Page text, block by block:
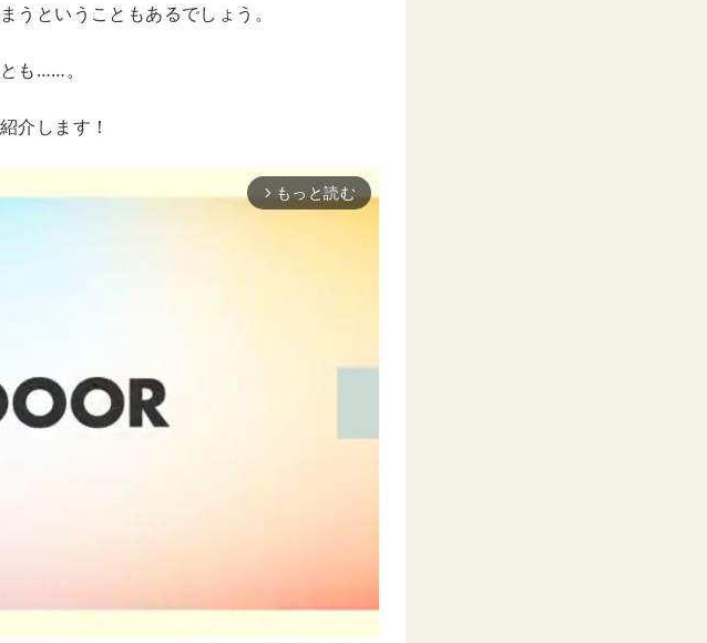
うということもあるでしょう。
も……。
介します！
arrow_forward_ios もっと読む